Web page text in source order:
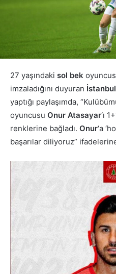
27 yaşındaki sol bek
imzaladığını duyuran İstanbul
yaptığı paylaşımda,
oyuncusu Onur Atasayar‘ı
renklerine bağladı. Onur‘a
başarılar diliyoruz”